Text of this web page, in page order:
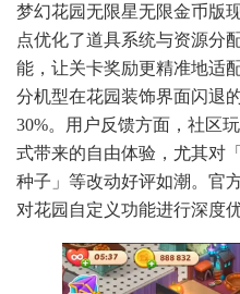
梦幻花园无限星无限金币版
点优化了道具系统与资源分
能，让关卡奖励更精准地适
分机型在花园装饰界面闪退
30%。用户反馈方面，社区
式带来的自由体验，尤其对
种子」等改动好评如潮。官
对花园自定义功能进行深度